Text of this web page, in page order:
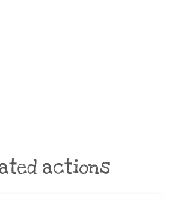
actions